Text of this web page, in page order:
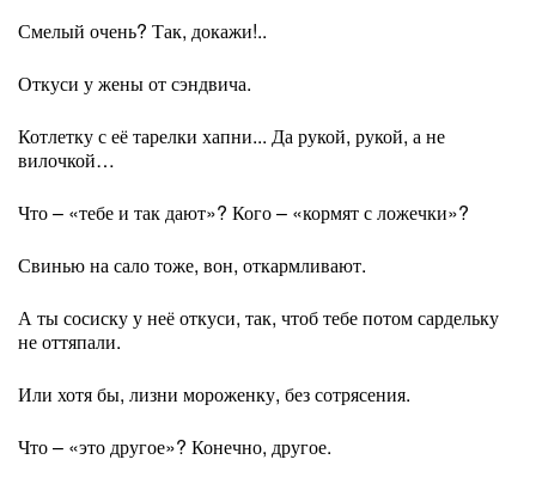
Смелый очень? Так, докажи!..
Откуси у жены от сэндвича.
Котлетку с её тарелки хапни... Да рукой, рукой, а не
вилочкой…
Что – «тебе и так дают»? Кого – «кормят с ложечки»?
Свинью на сало тоже, вон, откармливают.
А ты сосиску у неё откуси, так, чтоб тебе потом сардельку
не оттяпали.
Или хотя бы, лизни мороженку, без сотрясения.
Что – «это другое»? Конечно, другое.